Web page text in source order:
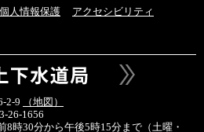
個人情報保護
アクセシビリティ
2-9
（地図）
26-1656
8時30分から午後5時15分まで （土曜・